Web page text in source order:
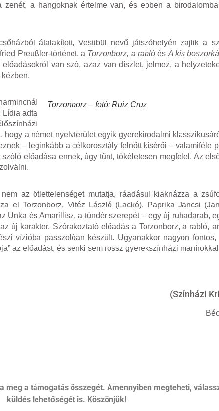
a hangoknak értelme van, és ebben a
átalakított, Vestibül nevű játszóhelyén zajlik a
Preußler-történet, a Torzonborz, a rabló és A kis
van szó, azaz van díszlet, jelmez, a
Torzonborz – fotó: Ruiz Cruz
Lídia adta
a német nyelvterület egyik gyerekirodalmi
– leginkább a célkorosztály felnőtt kísérői – valamiféle
előadása ennek, úgy tűnt, tökéletesen megfelel. Az
az ötlettelenséget mutatja, ráadásul kiaknázza a
el Torzonborz, Vitéz László (Lackó), Paprika Jancsi
Unka és Amarillisz, a tündér szerepét – egy új ruhadarab,
új karakter. Szórakoztató előadás a Torzonborz, a rabló,
vízióba passzolóan készült. Ugyanakkor nagyon fontos,
az előadást, és senki sem rossz gyerekszínházi
(Színházi
a támogatás összegét. Amennyiben megteheti,
küldés lehetőségét is. Köszönjük!